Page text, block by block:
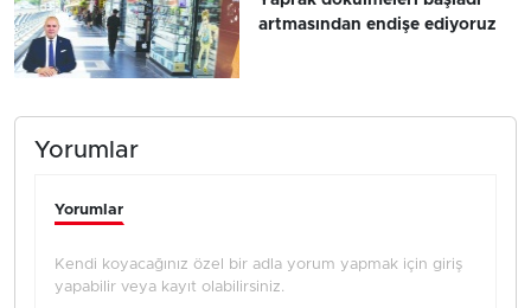
artmasından endişe ediyoruz
Yorumlar
Yorumlar
Kendi koyacağınız özel bir adla yorum yapmak için giriş
yapabilir veya kayıt olabilirsiniz.